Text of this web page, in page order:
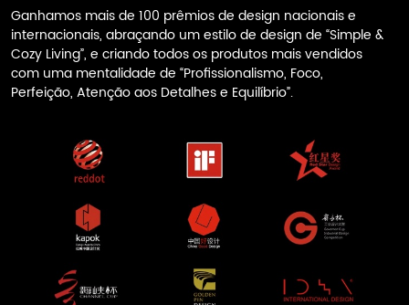
Ganhamos mais de 100 prêmios de design nacionais e
internacionais, abraçando um estilo de design de “Simple &
Cozy Living”, e criando todos os produtos mais vendidos
com uma mentalidade de “Profissionalismo, Foco,
Perfeição, Atenção aos Detalhes e Equilíbrio”.